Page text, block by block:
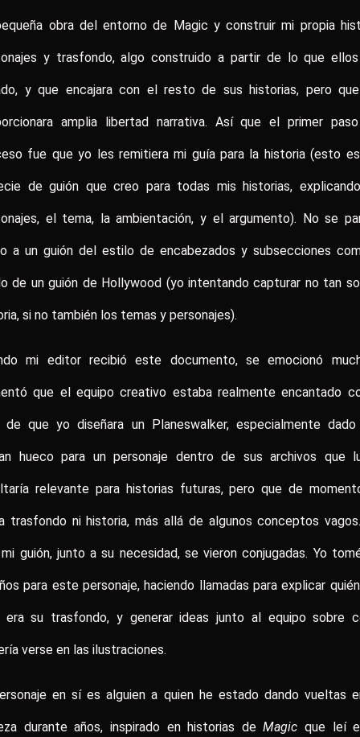
obra del entorno de Magic y construir mi propia
y trasfondo, algo construido a partir de lo que
y que encajara con el resto de sus historias, pero
amplia libertad narrativa. Así que el primer
fue que yo les remitiera mi guía para la historia (esto
de guión que creo para todas mis historias,
el tema, la ambientación, y el argumento). No se
a un guión del estilo de encabezados y subsecciones
de un guión de Hollywood (yo intentando capturar no tan
si no también los temas y personajes).
mi editor recibió este documento, se emocionó
que el equipo creativo estaba realmente encantado
de que yo diseñara un Planeswalker, especialmente
hueco para un personaje dentro de sus archivos que
relevante para historias futuras, pero que de
trasfondo ni historia, más allá de algunos conceptos
guión, junto a su necesidad, se vieron conjugadas. Yo
para este personaje, haciendo llamadas para explicar
era su trasfondo, y generar ideas junto al equipo sobre
verse en las ilustraciones.
en sí es alguien a quien he estado dando vueltas
durante años, inspirado en historias deMagicque leí